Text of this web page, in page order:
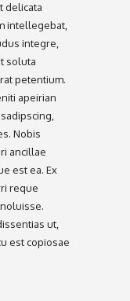
delicata
intellegebat,
integre,
soluta
petentium.
apeirian
Nobis
ancillae
est ea. Ex
reque
ut,
est copiosae